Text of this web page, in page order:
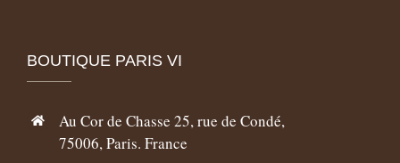
BOUTIQUE PARIS VI
Au Cor de Chasse 25, rue de Condé,
75006, Paris. France